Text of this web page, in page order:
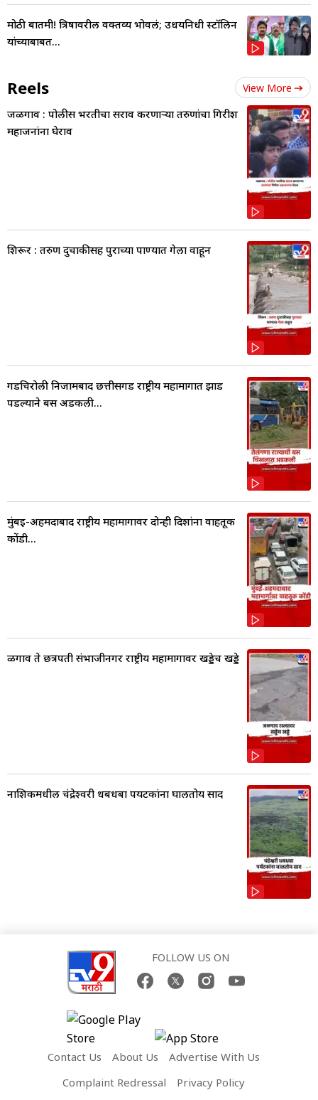
मोठी बातमी! त्रिषावरील वक्तव्य भोवलं; उधयनिधी स्टॉलिन
यांच्याबाबत...
Reels View More
जळगाव : पोलीस भरतीचा सराव करणाऱ्या तरुणांचा गिरीश
महाजनांना घेराव
शिरूर : तरुण दुचाकीसह पुराच्या पाण्यात गेला वाहून
गडचिरोली निजामबाद छत्तीसगड राष्ट्रीय महामार्गात झाड
पडल्याने बस अडकली...
मुंबई-अहमदाबाद राष्ट्रीय महामार्गावर दोन्ही दिशांना वाहतूक
कोंडी...
ळगाव ते छत्रपती संभाजीनगर राष्ट्रीय महामार्गावर खड्डेच खड्डे
नाशिकमधील चंद्रेश्वरी धबधबा पर्यटकांना घालतोय साद
FOLLOW US ON
Contact Us About Us
Advertise With Us
Complaint Redressal
Privacy Policy